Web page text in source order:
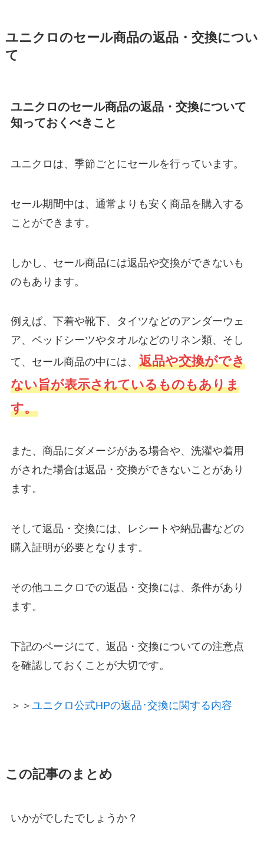
ユニクロのセール商品の返品・交換につい
て
ユニクロのセール商品の返品・交換について
知っておくべきこと
ユニクロは、季節ごとにセールを行っています。
セール期間中は、通常よりも安く商品を購入する
ことができます。
しかし、セール商品には返品や交換ができないも
のもあります。
例えば、下着や靴下、タイツなどのアンダーウェ
ア、ベッドシーツやタオルなどのリネン類、そし
て、セール商品の中には、 返品や交換ができ
ない旨が表示されているものもありま
す。
また、商品にダメージがある場合や、洗濯や着用
がされた場合は返品・交換ができないことがあり
ます。
そして返品・交換には、レシートや納品書などの
購入証明が必要となります。
その他ユニクロでの返品・交換には、条件があり
ます。
下記のページにて、返品・交換についての注意点
を確認しておくことが大切です。
＞＞ ユニクロ公式HPの返品･交換に関する内容
この記事のまとめ
いかがでしたでしょうか？